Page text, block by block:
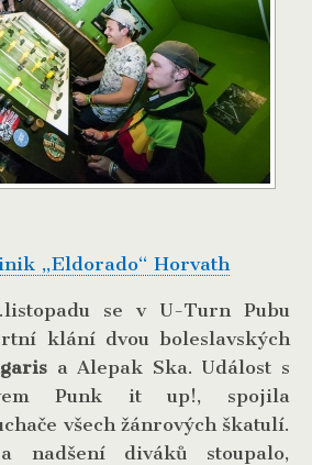
„Eldorado“ Horvath
se v U-Turn Pubu
klání dvou boleslavských
a Alepak Ska. Událost s
Punk it up!, spojila
všech žánrových škatulí.
nadšení diváků stoupalo,